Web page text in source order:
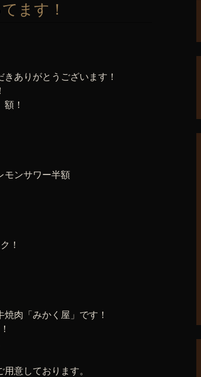
ます！
きありがとうございます！
！
ンサワー半額
！
肉「みかく屋」です！
意しております。